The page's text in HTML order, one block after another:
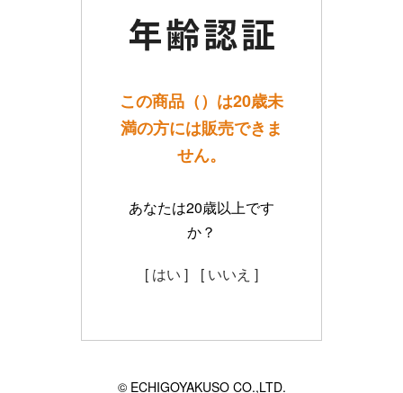
この商品（）は20歳未
満の方には販売できま
せん。
あなたは20歳以上です
か？
[ はい ] [ いいえ ]
© ECHIGOYAKUSO CO.,LTD.